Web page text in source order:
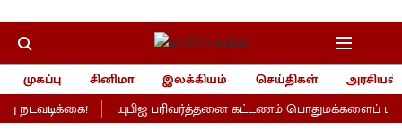
முகப்பு சினிமா இலக்கியம் செய்திகள்
அரசியல்
யுபிஐ பரிவர்த்தனை கட்டணம் பொதுமக்களைப்